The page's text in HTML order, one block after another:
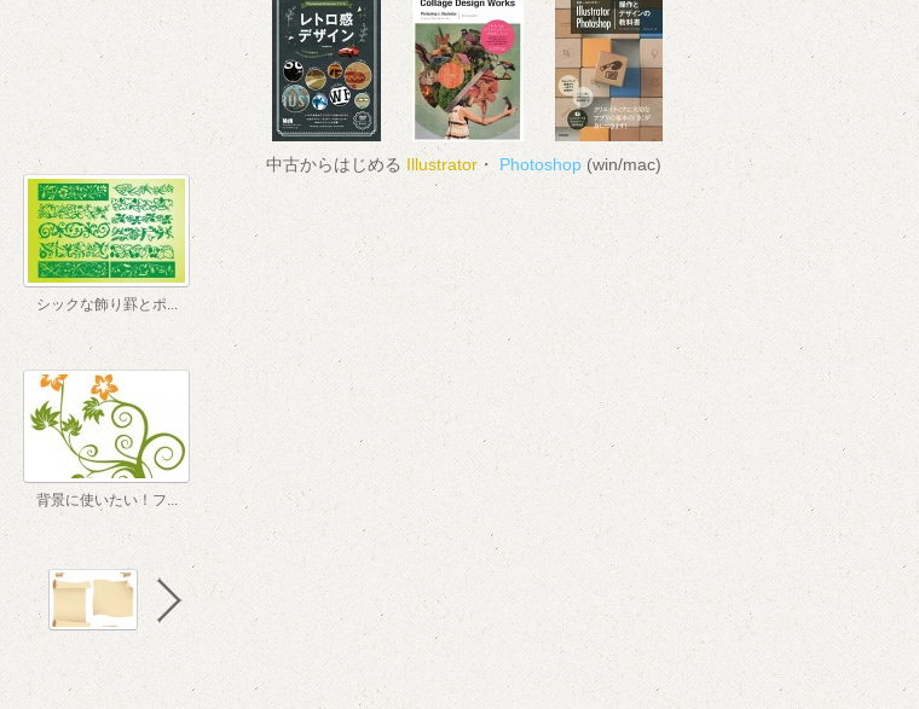
シックな飾り罫とポ...
背景に使いたい！フ...
中古からはじめる Illustrator ・ Photoshop (win/mac)